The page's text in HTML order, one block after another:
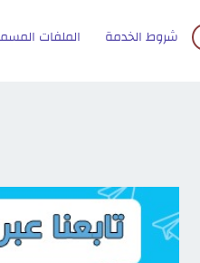
شروط الخدمة الملفات